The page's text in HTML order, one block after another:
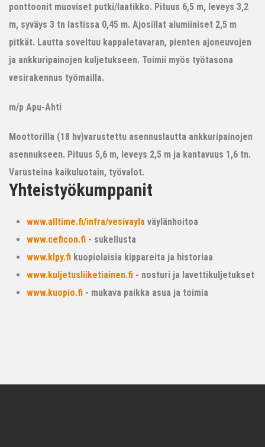
ponttoonit muoviset putki/laatikko. Pituus 6,5 m, leveys 3,2
m, syväys 3 tn lastissa 0,45 m. Ajosillat alumiiniset 2,5 m
pitkät. Lautta soveltuu kappaletavaran, pienten ajoneuvojen
ja ankkuripainojen kuljetukseen. Toimii myös työtasona
vesirakennus työmailla.
m/p Apu-Ahti
Moottorilla (18 hv)varustettu asennuslautta ankkuripainojen
asennukseen. Pituus 5,6 m, leveys 2,5 m ja kantavuus 1,6 tn.
Varusteina kaikuluotain, työvalot.
Yhteistyökumppanit
www.alltime.fi/infra/vesivayla väylänhoitoa
www.ceficon.fi - sukellusta
www.klpy.fi kuopiolaisia kippareita ja historiaa
www.kuljetusliiketiainen.fi - nosturi ja lavettikuljetukset
www.kuopio.fi - mukava paikka asua ja toimia